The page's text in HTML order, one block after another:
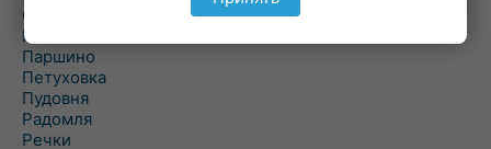
Осово
Павловичи
Паршино
Петуховка
Пудовня
Радомля
Речки